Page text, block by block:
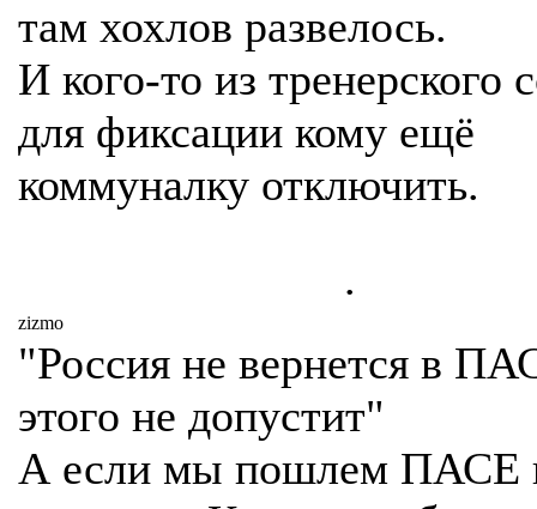
там хохлов развелось.
И кого-то из тренерского
для фиксации кому ещё
коммуналку отключить.
.
zizmo
"Россия не вернется в
этого не допустит"
А если мы пошлем ПАСЕ